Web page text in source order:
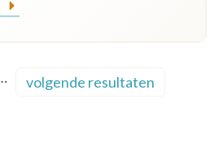
volgende resultaten